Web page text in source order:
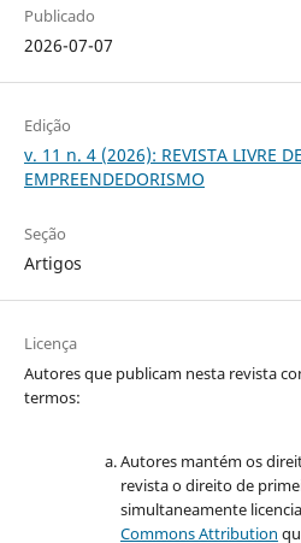
Publicado
2026-07-07
Edição
v. 11 n. 4 (2026): REVISTA LIVRE
EMPREENDEDORISMO
Seção
Artigos
Licença
Autores que publicam nesta revista
termos:
Autores mantém os
revista o direito de
simultaneamente
Commons Attribution